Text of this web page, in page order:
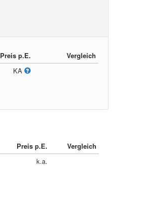
Preis p.E.
Vergleich
KA
Preis p.E.
Vergleich
k.a.